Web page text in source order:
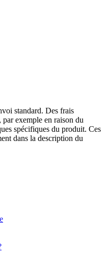
standard. Des frais
par exemple en raison du
spécifiques du produit. Ces
dans la description du